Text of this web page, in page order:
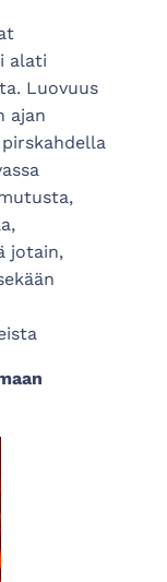
alati
Luovuus
ajan
jotain,